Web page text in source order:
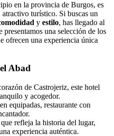
en la provincia de Burgos, es
turístico. Si buscas un
y estilo, has llegado al
una selección de los
ofrecen una experiencia única
Abad
de Castrojeriz, este hotel
y acogedor.
equipadas, restaurante con
refleja la historia del lugar,
experiencia auténtica.